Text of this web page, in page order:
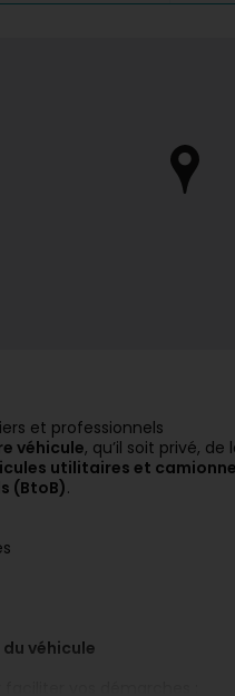
et professionnels
véhicule, qu’il soit privé,
utilitaires et
(BtoB).
véhicule